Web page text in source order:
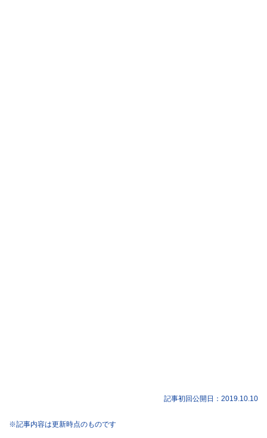
記事初回公開日： 2019.10.10
※記事内容は更新時点のものです